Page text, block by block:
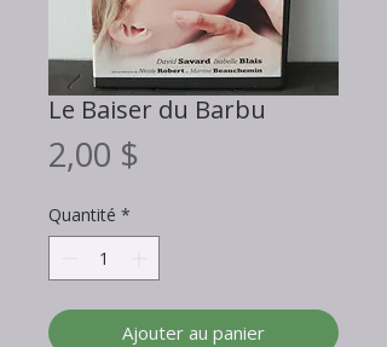
Le Baiser du Barbu
2,00 $
Quantité *
Ajouter au panier